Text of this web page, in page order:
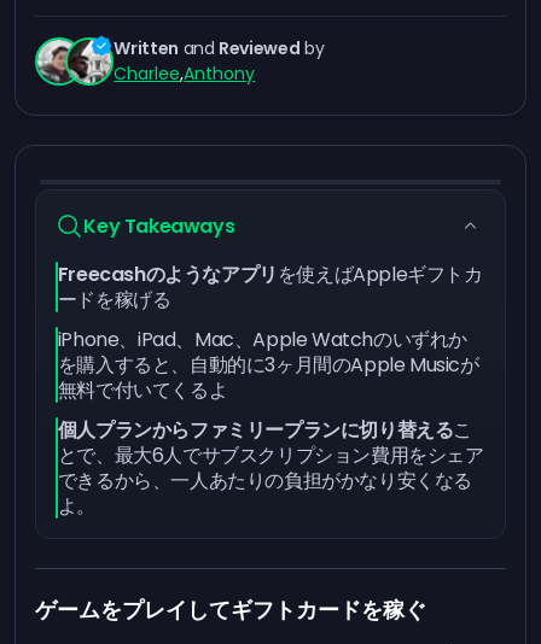
Written and Reviewed by
Charlee,Anthony
Key Takeaways
Freecashのようなアプリ を使えばAppleギフトカ
ードを稼げる
iPhone、iPad、Mac、Apple Watchのいずれか
を購入すると、自動的に3ヶ月間のApple Musicが
無料で付いてくるよ
個人プランからファミリープランに切り替えるこ
とで、最大6人でサブスクリプション費用をシェア
できるから、一人あたりの負担がかなり安くなる
よ。
ゲームをプレイしてギフトカードを稼ぐ